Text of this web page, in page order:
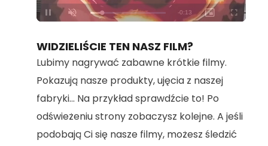
Unmute Loaded:
100.00%
WIDZIELIŚCIE TEN NASZ FILM?
Lubimy nagrywać zabawne krótkie filmy.
Pokazują nasze produkty, ujęcia z naszej
fabryki... Na przykład sprawdźcie to! Po
odświeżeniu strony zobaczysz kolejne. A jeśli
podobają Ci się nasze filmy, możesz śledzić